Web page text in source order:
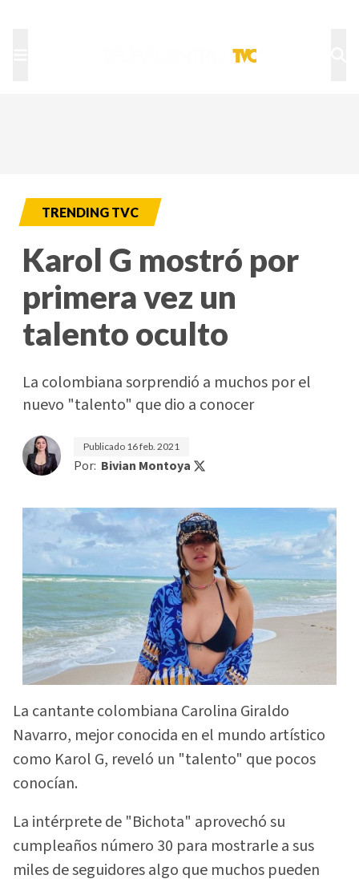
TRENDING TVC
Karol G mostró por
primera vez un
talento oculto
La colombiana sorprendió a muchos por el
nuevo "talento" que dio a conocer
Publicado 16 feb. 2021
Por: Bivian Montoya
La cantante colombiana Carolina Giraldo
Navarro, mejor conocida en el mundo artístico
como Karol G, reveló un "talento" que pocos
conocían.
La intérprete de "Bichota" aprovechó su
cumpleaños número 30 para mostrarle a sus
miles de seguidores algo que muchos pueden